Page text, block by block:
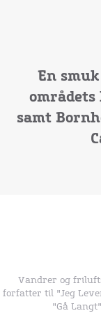
En
samt
Vandrer og
forfatter til "Jeg
"Gå